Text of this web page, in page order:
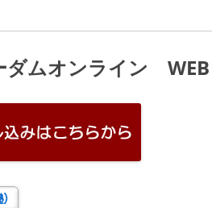
ダムオンライン WEB